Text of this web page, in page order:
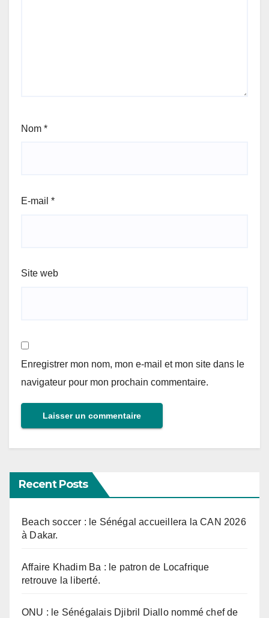
Nom *
E-mail *
Site web
Enregistrer mon nom, mon e-mail et mon site dans le
navigateur pour mon prochain commentaire.
Recent Posts
Beach soccer : le Sénégal accueillera la CAN 2026
à Dakar.
Affaire Khadim Ba : le patron de Locafrique
retrouve la liberté.
ONU : le Sénégalais Djibril Diallo nommé chef de